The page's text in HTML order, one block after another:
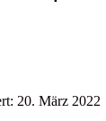
20. März 2022